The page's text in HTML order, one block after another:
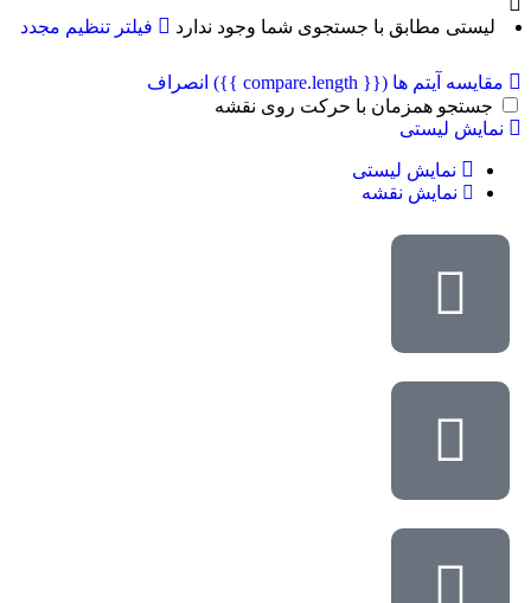
لیستی مطابق با جستجوی شما وجود ندارد فیلتر تنظیم مجدد
مقایسه آیتم ها ({{ compare.length }})
انصراف
جستجو همزمان با حرکت روی نقشه
نمایش لیستی
نمایش لیستی
نمایش نقشه